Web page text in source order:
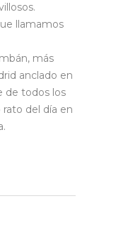
llamamos
más
anclado en
de todos los
rato del día en